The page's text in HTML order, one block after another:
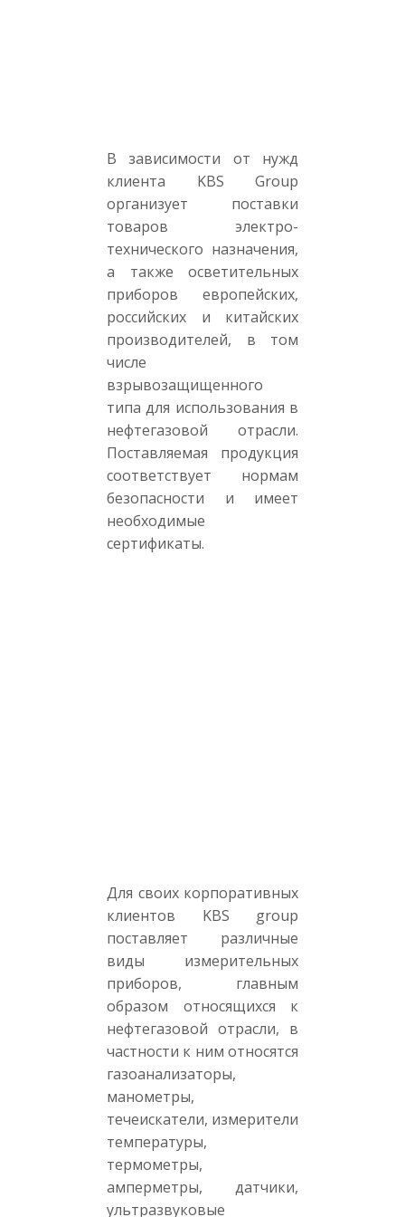
В зависимости от нужд
клиента KBS Group
организует поставки
товаров электро-
технического назначения,
а также осветительных
приборов европейских,
российских и китайских
производителей, в том
числе
взрывозащищенного
типа для использования в
нефтегазовой отрасли.
Поставляемая продукция
соответствует нормам
безопасности и имеет
необходимые
сертификаты.
Для своих корпоративных
клиентов KBS group
поставляет различные
виды измерительных
приборов, главным
образом относящихся к
нефтегазовой отрасли, в
частности к ним относятся
газоанализаторы,
манометры,
течеискатели, измерители
температуры,
термометры,
амперметры, датчики,
ультразвуковые